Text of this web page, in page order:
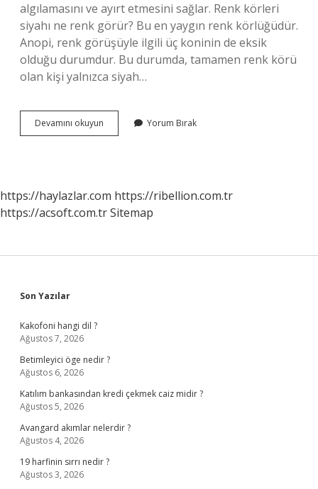
algılamasını ve ayırt etmesini sağlar. Renk körleri
siyahı ne renk görür? Bu en yaygın renk körlüğüdür.
Anopi, renk görüşüyle ​​ilgili üç koninin de eksik
olduğu durumdur. Bu durumda, tamamen renk körü
olan kişi yalnızca siyah…
Devamını okuyun
Körlüğünü
Yorum Bırak
https://haylazlar.com https://ribellion.com.tr
https://acsoft.com.trSitemap
Sidebar
Son Yazılar
Kakofoni hangi dil ?
Ağustos 7, 2026
Betimleyici öge nedir ?
Ağustos 6, 2026
Katılım bankasından kredi çekmek caiz midir ?
Ağustos 5, 2026
Avangard akımlar nelerdir ?
Ağustos 4, 2026
19 harfinin sırrı nedir ?
Ağustos 3, 2026